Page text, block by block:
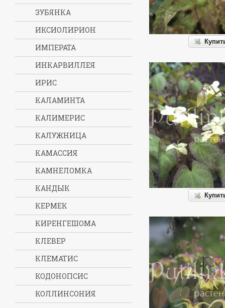
ЗУБЯНКА
ИКСИОЛИРИОН
ИМПЕРАТА
ИНКАРВИЛЛЕЯ
ИРИС
КАЛАМИНТА
КАЛИМЕРИС
КАЛУЖНИЦА
КАМАССИЯ
КАМНЕЛОМКА
КАНДЫК
КЕРМЕК
КИРЕНГЕШОМА
КЛЕВЕР
КЛЕМАТИС
КОДОНОПСИС
КОЛЛИНСОНИЯ